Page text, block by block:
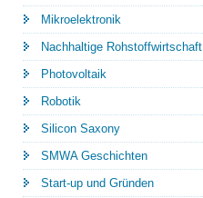
Mikroelektronik
Nachhaltige Rohstoffwirtschaft
Photovoltaik
Robotik
Silicon Saxony
SMWA Geschichten
Start-up und Gründen